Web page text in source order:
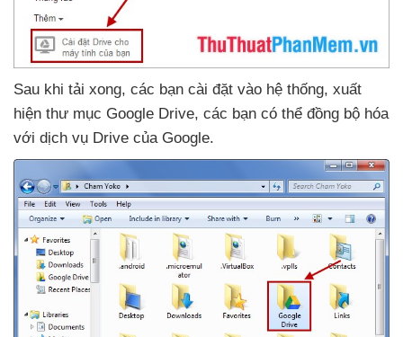
Sau khi tải xong, các bạn cài đặt vào hệ thống, xuất
hiện thư mục Google Drive, các bạn có thể đồng bộ hóa
với dịch vụ Drive của Google.